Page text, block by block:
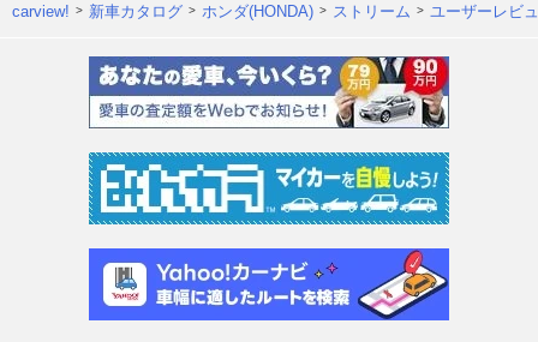
carview! 新車カタログ ホンダ(HONDA) ストリーム ユーザーレビ